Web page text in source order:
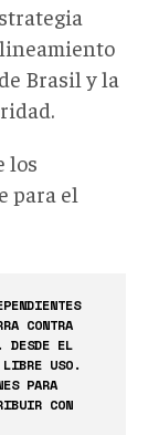
Brasil y la
los
para el
CONTRA
DESDE EL
USO.
PARA
CON